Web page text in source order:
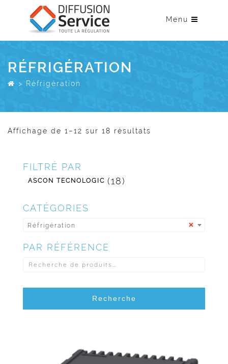
Menu
RÉFRIGÉRATION
> Réfrigération
Affichage de 1–12 sur 18 résultats
FILTRÉ PAR
ASCON TECNOLOGIC (18)
CATÉGORIES
×
Réfrigération
PAR RÉFÉRENCE
POUR :
Recherche